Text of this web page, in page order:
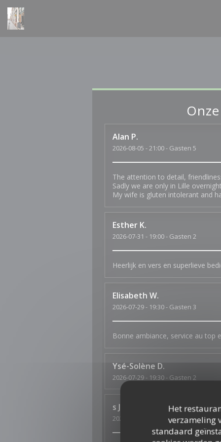
Cookies beheer paneel
Het
verzameling
standaard
Alan P
2026-08-05 - 21:00 - Gasten 5
The attention to detail,
Sadly we are only in Lille
My wife is gluten intolerant and
Esther K
2026-07-31 - 19:00 - Gasten 2
Heerlijk en vers en superlieve
Elisabeth W
2026-07-29- 19:30 - Gasten 3
Bonne ambiance, service au top
Ysé-Solène D
2026-07-29- 19:30 - Gasten 2
s J
2026-07-26 - 19:30 - Gasten 4